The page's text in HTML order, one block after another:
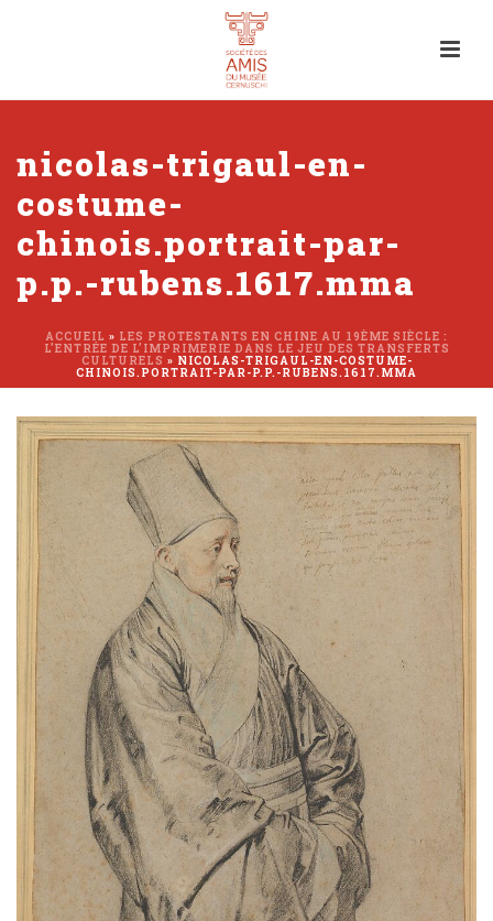
nicolas-trigaul-en-
costume-
chinois.portrait-par-
p.p.-rubens.1617.mma
ACCUEIL » LES PROTESTANTS EN CHINE AU 19ÈME SIÈCLE :
L’ENTRÉE DE L’IMPRIMERIE DANS LE JEU DES TRANSFERTS
CULTURELS » NICOLAS-TRIGAUL-EN-COSTUME-
CHINOIS.PORTRAIT-PAR-P.P.-RUBENS.1617.MMA